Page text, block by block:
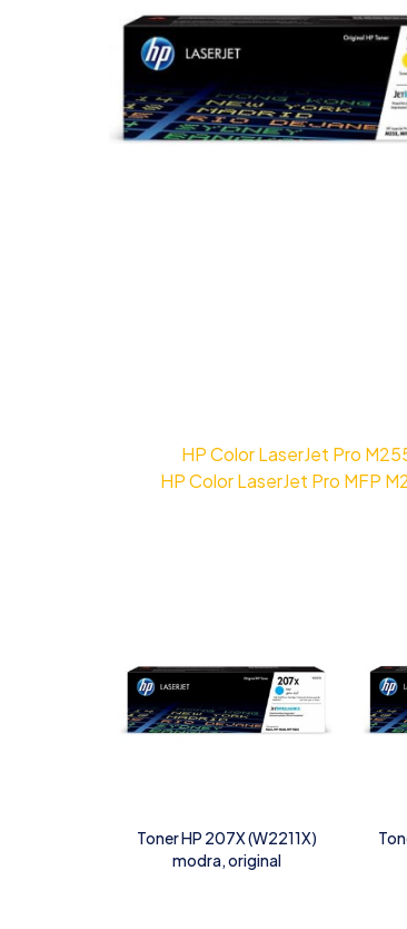
HP Color LaserJet Pro
HP Color LaserJet Pro MFP
Toner HP 207X (W2211X)
modra, original